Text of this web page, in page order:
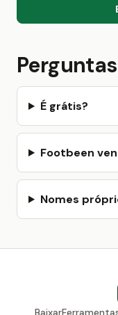
É grátis?
Footbeen
Nomes
Baixar